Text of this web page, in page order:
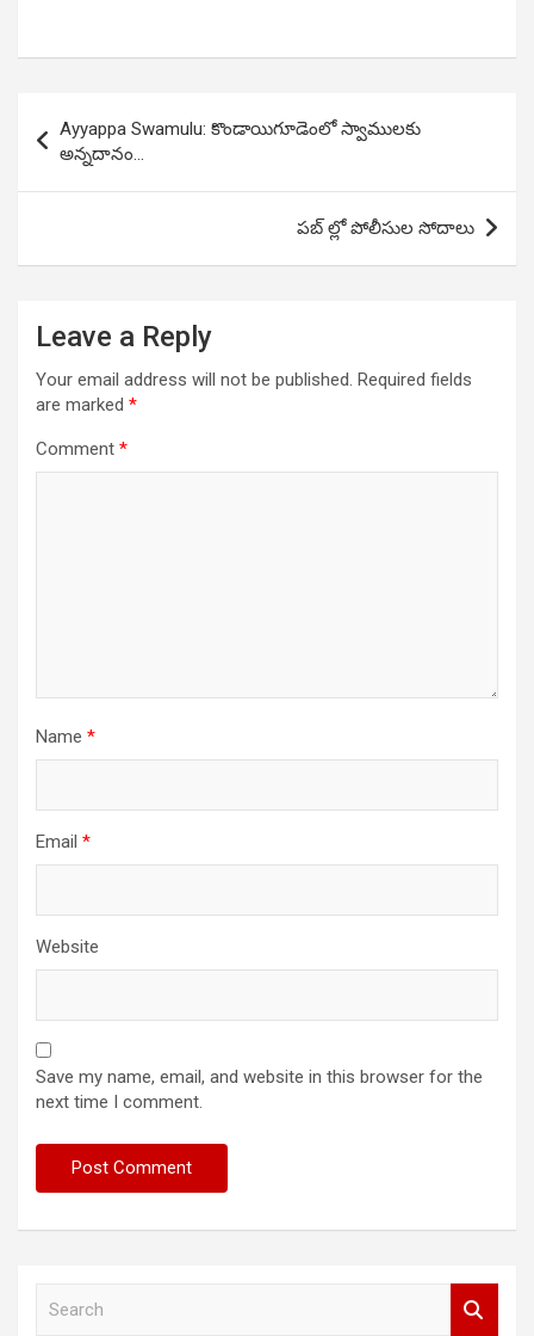
navigation
Ayyappa Swamulu: కొండాయిగూడెంలో స్వాములకు
అన్నదానం…
పబ్ ల్లో పోలీసుల సోదాలు
Leave a Reply
Your email address will not be published. Required fields
are marked *
Comment *
Name *
Email *
Website
Save my name, email, and website in this browser for the
next time I comment.